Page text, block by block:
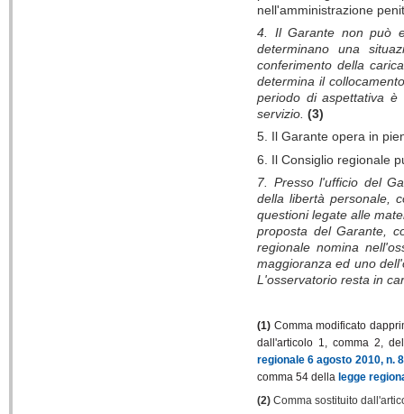
nell'amministrazione
4. Il Garante non può
determinano una
conferimento della
determina il
periodo di aspettativa
servizio. (3)
5. Il Garante opera in
6. Il Consiglio regionale
7. Presso l'ufficio del
della libertà personale,
questioni legate alle
proposta del Garante,
regionale nomina
maggioranza ed uno
L'osservatorio resta in
(1) Comma modificato
dall'articolo 1, comma 2,
regionale 6 agosto 2010, n. 8
comma 54 della legge
(2) Comma sostituito